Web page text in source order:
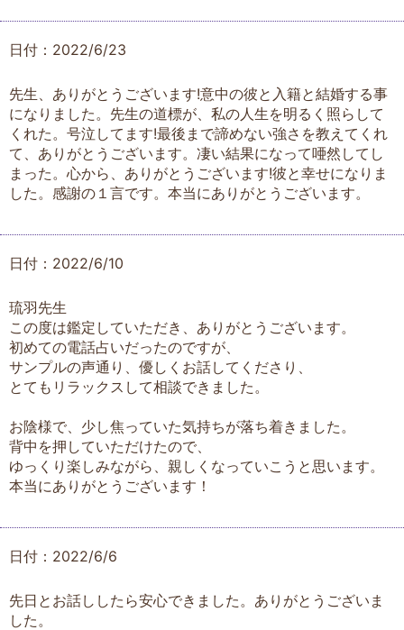
日付：2022/6/23
先生、ありがとうございます!意中の彼と入籍と結婚する事
になりました。先生の道標が、私の人生を明るく照らして
くれた。号泣してます!最後まで諦めない強さを教えてくれ
て、ありがとうございます。凄い結果になって唖然してし
まった。心から、ありがとうございます!彼と幸せになりま
した。感謝の１言です。本当にありがとうございます。
日付：2022/6/10
琉羽先生
この度は鑑定していただき、ありがとうございます。
初めての電話占いだったのですが、
サンプルの声通り、優しくお話してくださり、
とてもリラックスして相談できました。
お陰様で、少し焦っていた気持ちが落ち着きました。
背中を押していただけたので、
ゆっくり楽しみながら、親しくなっていこうと思います。
本当にありがとうございます！
日付：2022/6/6
先日とお話ししたら安心できました。ありがとうございま
した。